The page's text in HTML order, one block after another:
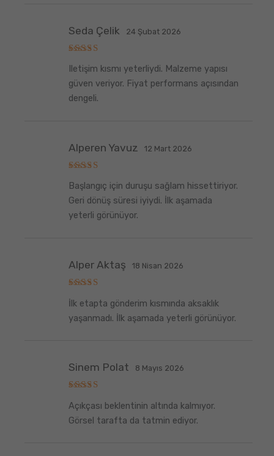
üzerinden
oy aldı
Seda Çelik 24 Şubat 2026
Iletişim kısmı yeterliydi. Malzeme yapısı
güven veriyor. Fiyat performans açısından
dengeli.
üzerinden
5
oy aldı
Alperen Yavuz 12 Mart 2026
Başlangıç için duruşu sağlam hissettiriyor.
Geri dönüş süresi iyiydi. İlk aşamada
yeterli görünüyor.
üzerinden
oy aldı
Alper Aktaş 18 Nisan 2026
İlk etapta gönderim kısmında aksaklık
yaşanmadı. İlk aşamada yeterli görünüyor.
üzerinden
5 oy aldı
Sinem Polat 8 Mayıs 2026
Açıkçası beklentinin altında kalmıyor.
Görsel tarafta da tatmin ediyor.